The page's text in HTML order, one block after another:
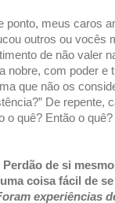
ponto, meus caros
outros ou
de não valer
nobre, com poder e
que não os
De
o quê? Então o
Perdão de si
coisa fácil de
experiências